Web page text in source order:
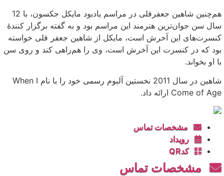
هم‌چنین شاهین جعفرقلی در مراسم یادبود مایکل جکسون، با 12
سال سن جوان‌ترین هنرمند این مراسم بود و به گفته برگزار کنندهٔ
کنسرت‌های این آخرش است، مایکل از شاهین جعفر قلی خواسته
بود که در کنسرت این آخرش است، وی را هم‌راهی کند و روی سن
با او بخواند.
شاهین در سال 2011 نخستین آلبوم رسمی خود را با نام When I
Come of Age ارائه داد.
مشخصات تماس
رویداد
کدQR
مشخصات تماس